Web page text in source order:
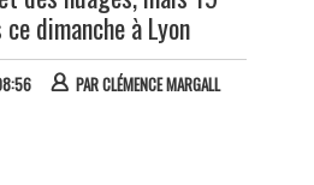
dimanche à Lyon
PARCLÉMENCE MARGALL